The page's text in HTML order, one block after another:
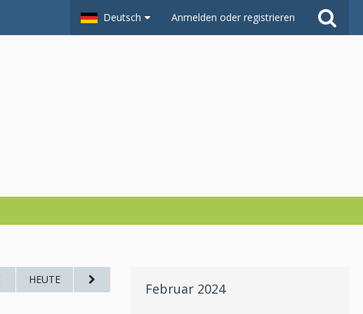
Deutsch Anmelden oder registrieren
HEUTE
Februar 2024